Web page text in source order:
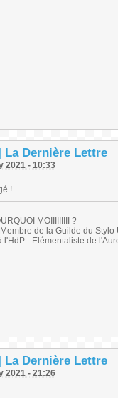
La Dernière Lettre
2021 - 10:33
!
MOIIIIIIIII ?
de la Guilde du
l'HdP - Elémentaliste de
La Dernière Lettre
2021 - 21:26